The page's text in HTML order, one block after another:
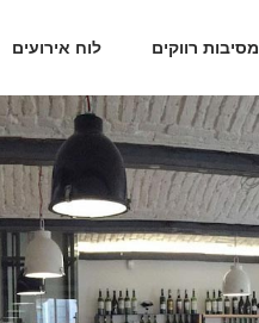
מסיבות רווקים לוח אירועים